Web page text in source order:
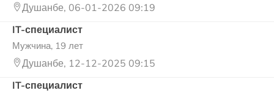
Душанбе, 06-01-2026 09:19
IT-специалист
Мужчина, 19 лет
Душанбе, 12-12-2025 09:15
IT-специалист